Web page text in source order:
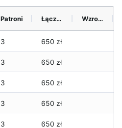
Patroni Łącznie Wzrost (28 dni)
3 650 zł
3 650 zł
3 650 zł
3 650 zł
3 650 zł